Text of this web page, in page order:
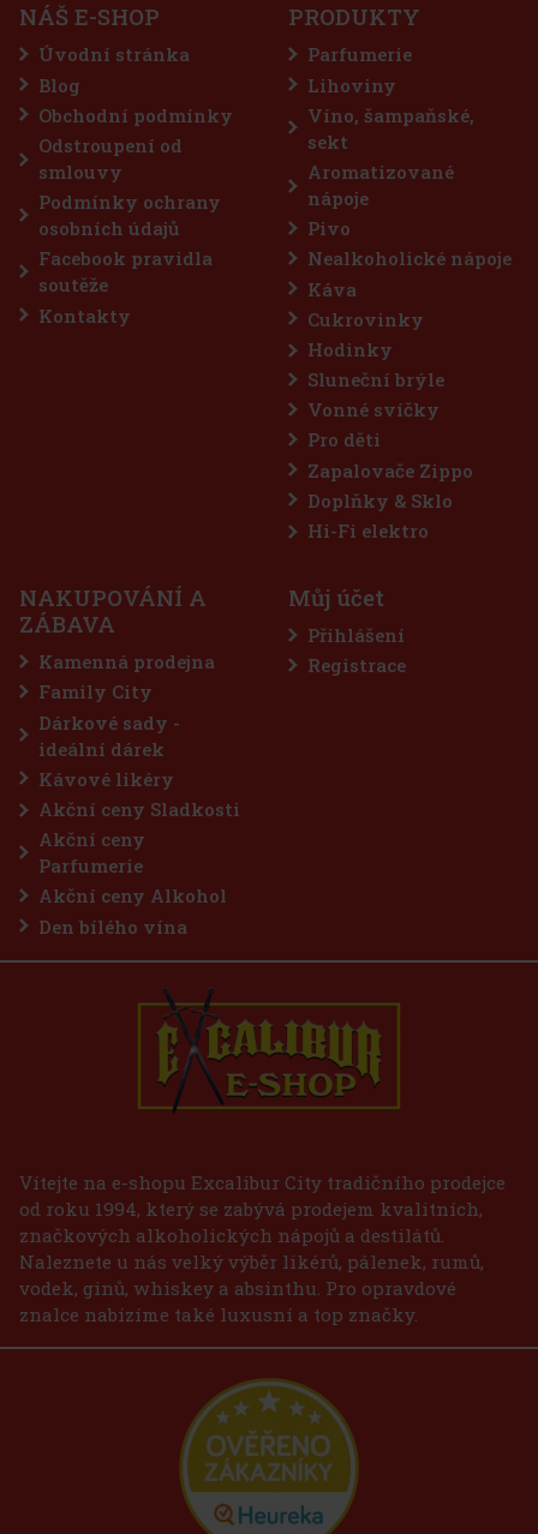
NÁŠ E-SHOP
Úvodní stránka
Blog
Obchodní podmínky
Odstroupení od
smlouvy
Podmínky ochrany
osobních údajů
Facebook pravidla
soutěže
Kontakty
PRODUKTY
Parfumerie
Lihoviny
Víno, šampaňské,
sekt
Aromatizované
nápoje
Pivo
Nealkoholické nápoje
Káva
Cukrovinky
Hodinky
Sluneční brýle
Vonné svíčky
Pro děti
Zapalovače Zippo
Doplňky & Sklo
Hi-Fi elektro
NAKUPOVÁNÍ A
ZÁBAVA
Kamenná prodejna
Family City
Dárkové sady -
ideální dárek
Kávové likéry
Akční ceny Sladkosti
Akční ceny
Parfumerie
Akční ceny Alkohol
Den bílého vína
Můj účet
Přihlášení
Registrace
Vítejte na e-shopu Excalibur City tradičního prodejce
od roku 1994, který se zabývá prodejem kvalitních,
značkových alkoholických nápojů a destilátů.
Naleznete u nás velký výběr likérů, pálenek, rumů,
vodek, ginů, whiskey a absinthu. Pro opravdové
znalce nabízíme také luxusní a top značky.